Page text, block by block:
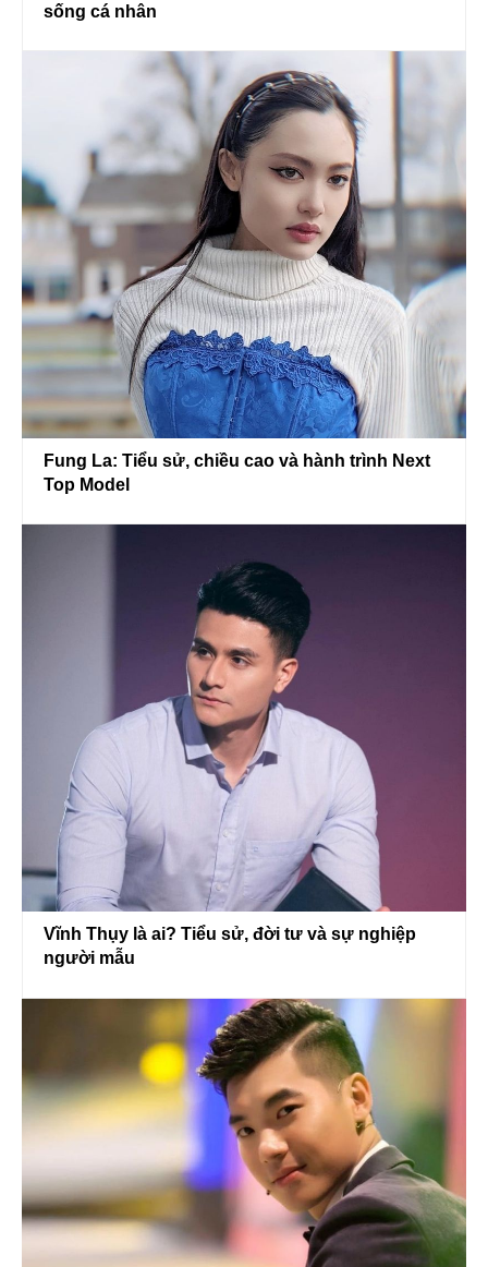
sống cá nhân
Fung La: Tiểu sử, chiều cao và hành trình Next
Top Model
Vĩnh Thụy là ai? Tiểu sử, đời tư và sự nghiệp
người mẫu